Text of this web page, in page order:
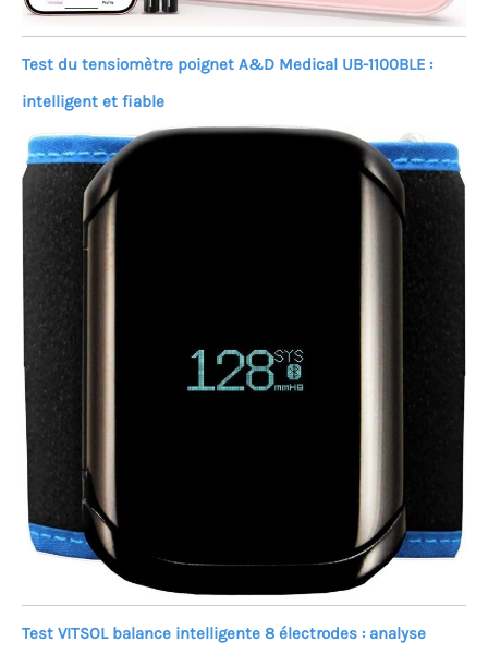
Test du tensiomètre poignet A&D Medical UB-1100BLE :
intelligent et fiable
Test VITSOL balance intelligente 8 électrodes : analyse